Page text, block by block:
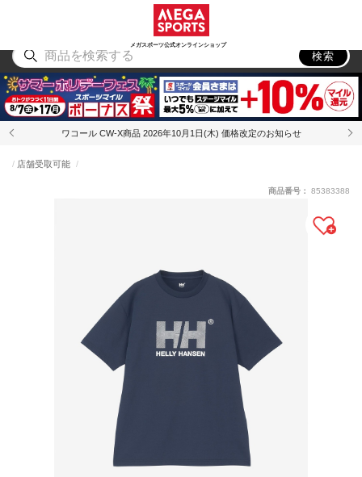
メガスポーツ公式オンラインショップ
アウトドア
検索
ワコール CW-X商品 2026年10月1日(木) 価格改定のお知らせ
店舗受取可能
商品番号： 85383388